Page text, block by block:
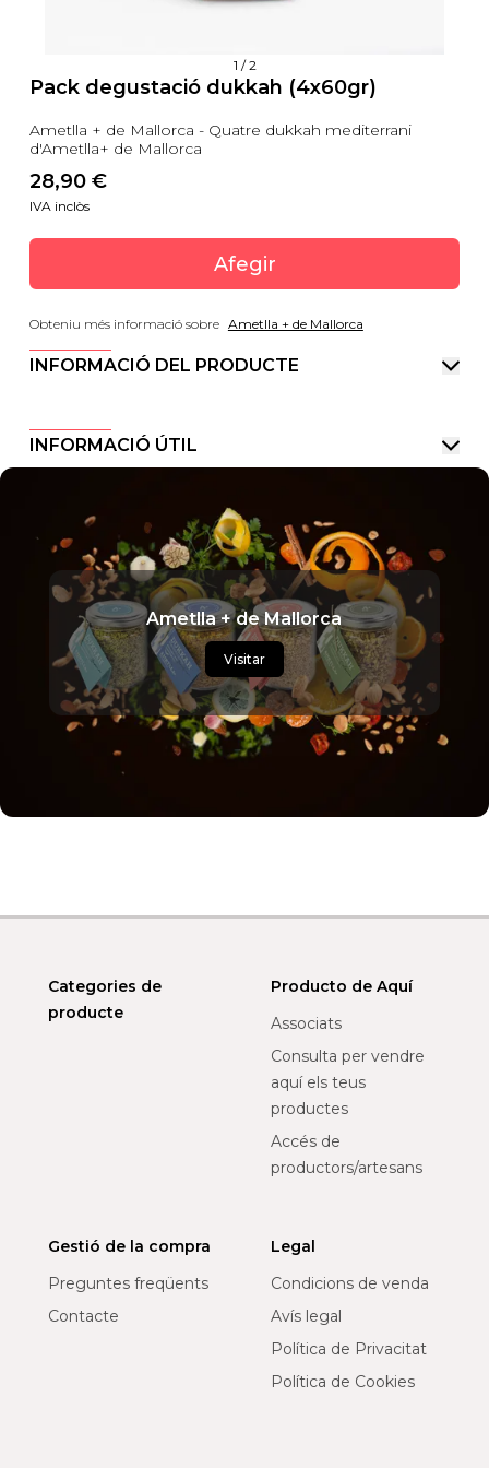
1 /2
Pack degustació dukkah (4x60gr)
Ametlla + de Mallorca - Quatre dukkah mediterrani
d'Ametlla+ de Mallorca
28,90 €
IVA inclòs
Afegir
Obteniu més informació sobre Ametlla + de Mallorca
INFORMACIÓ DEL PRODUCTE
INFORMACIÓ ÚTIL
Ametlla + de Mallorca
Visitar
Categories de
producte
Producto de Aquí
Associats
Consulta per vendre
aquí els teus
productes
Accés de
productors/artesans
Gestió de la compra
Preguntes freqüents
Contacte
Legal
Condicions de venda
Avís legal
Política de Privacitat
Política de Cookies